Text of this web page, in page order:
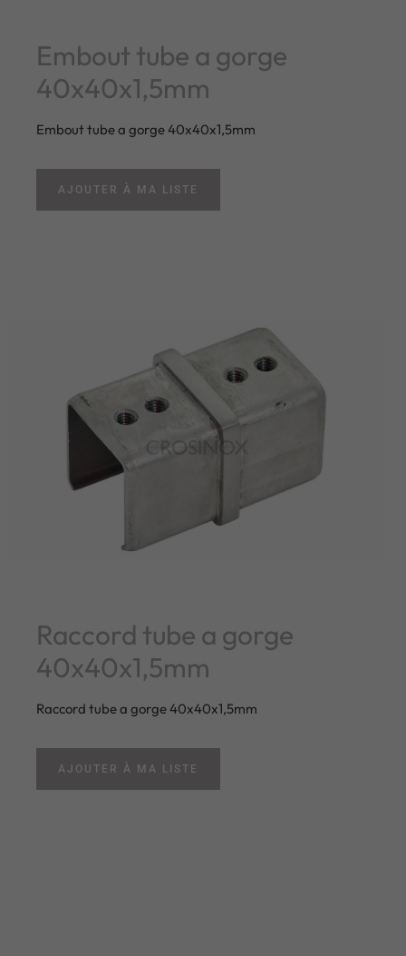
Embout tube a gorge
40x40x1,5mm
Embout tube a gorge 40x40x1,5mm
AJOUTER À MA LISTE
Raccord tube a gorge
40x40x1,5mm
Raccord tube a gorge 40x40x1,5mm
AJOUTER À MA LISTE